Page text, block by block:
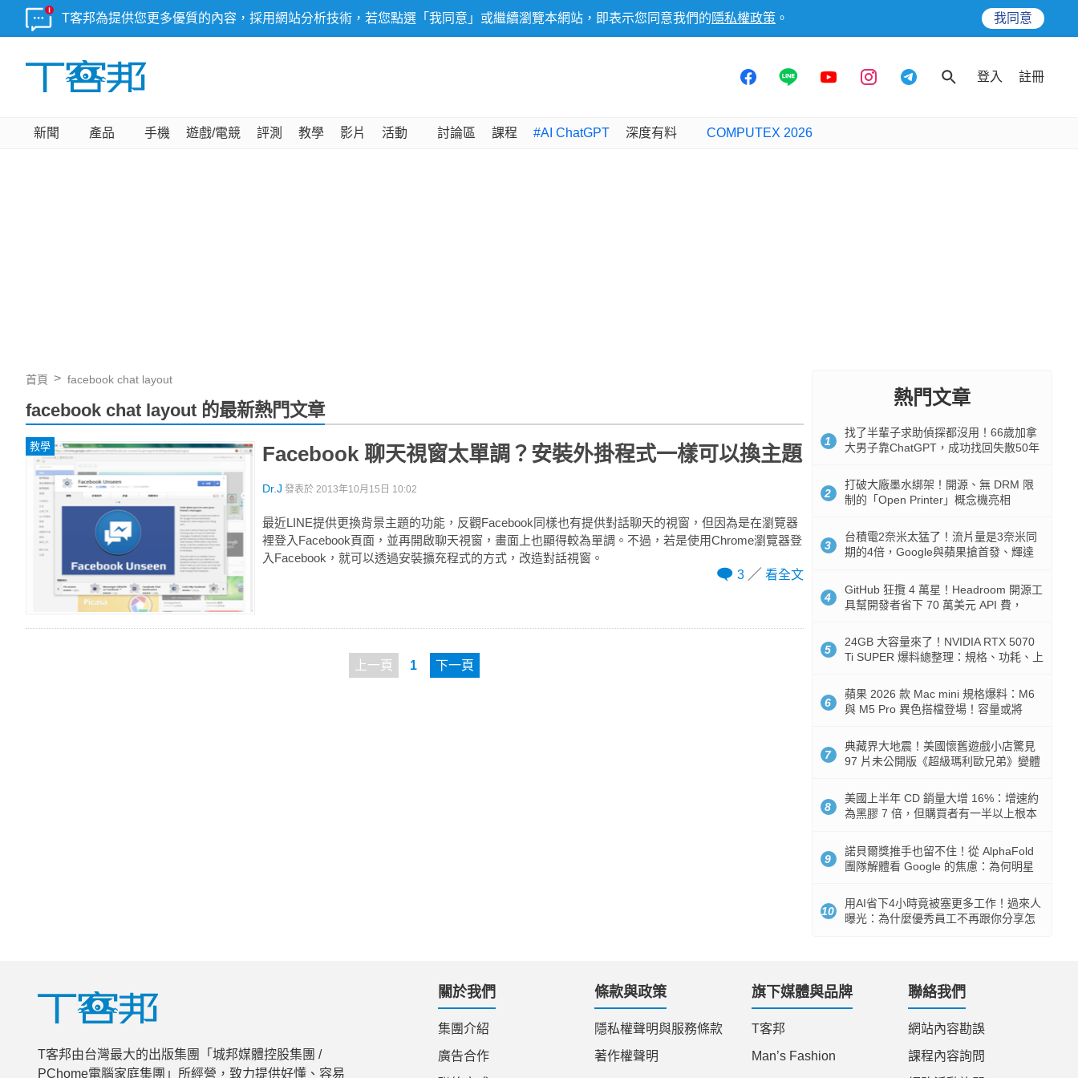
T客邦為提供您更多優質的內容，採用網站分析技術，若您點選「我同意」或繼續瀏覽本網站，即表示您同意我們的 隱私權政策 。 我同意
登入 註冊
新聞 產品 手機 遊戲/電競 評測 教學 影片 活動 討論區 課程 #AI ChatGPT 深度有料 COMPUTEX 2026
首頁 facebook chat layout
facebook chat layout 的最新熱門文章
教學 Facebook 聊天視窗太單調？安裝外掛程式一樣可以換主題
Dr.J 發表於 2013年10月15日 10:02
最近LINE提供更換背景主題的功能，反觀Facebook同樣也有提供對話聊天的視窗，但因為是在瀏覽器
裡登入Facebook頁面，並再開啟聊天視窗，畫面上也顯得較為單調。不過，若是使用Chrome瀏覽器登
入Facebook，就可以透過安裝擴充程式的方式，改造對話視窗。
3
看全文
上一頁 1 下一頁
熱門文章
1
找了半輩子求助偵探都沒用！66歲加拿
大男子靠ChatGPT，成功找回失散50年
2
打破大廠墨水綁架！開源、無 DRM 限
制的「Open Printer」概念機亮相
3
台積電2奈米太猛了！流片量是3奈米同
期的4倍，Google與蘋果搶首發、輝達
4
GitHub 狂攬 4 萬星！Headroom 開源工
具幫開發者省下 70 萬美元 API 費，
5
24GB 大容量來了！NVIDIA RTX 5070
Ti SUPER 爆料總整理：規格、功耗、上
6
蘋果 2026 款 Mac mini 規格爆料：M6
與 M5 Pro 異色搭檔登場！容量或將
7
典藏界大地震！美國懷舊遊戲小店驚見
97 片未公開版《超級瑪利歐兄弟》變體
8
美國上半年 CD 銷量大增 16%：增速約
為黑膠 7 倍，但購買者有一半以上根本
9
諾貝爾獎推手也留不住！從 AlphaFold
團隊解體看 Google 的焦慮：為何明星
10
用AI省下4小時竟被塞更多工作！過來人
曝光：為什麼優秀員工不再跟你分享怎
T客邦由台灣最大的出版集團「城邦媒體控股集團 /
PChome電腦家庭集團」所經營，致力提供好懂、容易
關於我們
集團介紹
廣告合作
條款與政策
隱私權聲明與服務條款
著作權聲明
旗下媒體與品牌
T客邦
Man’s Fashion
聯絡我們
網站內容勘誤
課程內容詢問